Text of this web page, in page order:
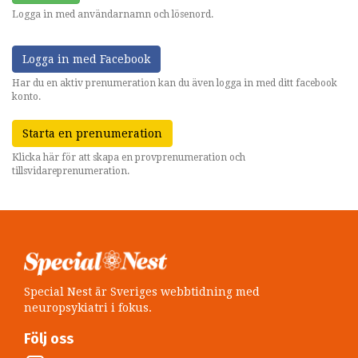
Logga in med användarnamn och lösenord.
Logga in med Facebook
Har du en aktiv prenumeration kan du även logga in med ditt facebook
konto.
Starta en prenumeration
Klicka här för att skapa en provprenumeration och
tillsvidareprenumeration.
Special Nest är Sveriges webbtidning med
neuropsykiatri i fokus.
Följ oss